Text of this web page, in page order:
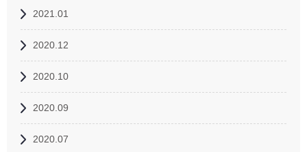
2021.01
2020.12
2020.10
2020.09
2020.07